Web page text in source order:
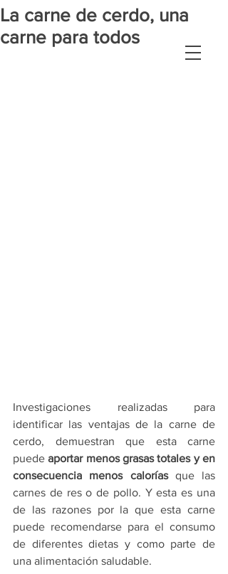
La carne de cerdo, una
carne para todos
Investigaciones realizadas para
identificar las ventajas de la carne de
cerdo, demuestran que esta carne
puede aportar menos grasas totales y en
consecuencia menos calorías que las
carnes de res o de pollo. Y esta es una
de las razones por la que esta carne
puede recomendarse para el consumo
de diferentes dietas y como parte de
una alimentación saludable.